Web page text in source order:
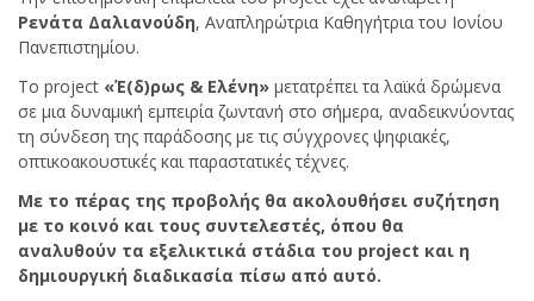
Ρενάτα Δαλιανούδη, Αναπληρώτρια Καθηγήτρια του Ιονίου
Πανεπιστημίου.
Το project «Έ(δ)ρως & Ελένη» μετατρέπει τα λαϊκά δρώμενα
σε μια δυναμική εμπειρία ζωντανή στο σήμερα, αναδεικνύοντας
τη σύνδεση της παράδοσης με τις σύγχρονες ψηφιακές,
οπτικοακουστικές και παραστατικές τέχνες.
Με το πέρας της προβολής θα ακολουθήσει συζήτηση
με το κοινό και τους συντελεστές, όπου θα
αναλυθούν τα εξελικτικά στάδια του project και η
δημιουργική διαδικασία πίσω από αυτό.